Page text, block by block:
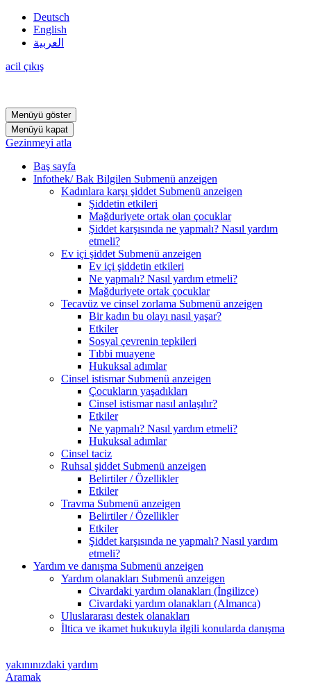
Deutsch
English
العربية
acil çıkış
Menüyü göster
Menüyü kapat
Gezinmeyi atla
Baş sayfa
Infothek/ Bak Bilgilen Submenü anzeigen
Kadınlara karşı şiddet Submenü anzeigen
Şiddetin etkileri
Mağduriyete ortak olan çocuklar
Şiddet karşısında ne yapmalı? Nasıl yardım
etmeli?
Ev içi şiddet Submenü anzeigen
Ev içi şiddetin etkileri
Ne yapmalı? Nasıl yardım etmeli?
Mağduriyete ortak çocuklar
Tecavüz ve cinsel zorlama Submenü anzeigen
Bir kadın bu olayı nasıl yaşar?
Etkiler
Sosyal çevrenin tepkileri
Tıbbi muayene
Hukuksal adımlar
Cinsel istismar Submenü anzeigen
Çocukların yaşadıkları
Cinsel istismar nasıl anlaşılır?
Etkiler
Ne yapmalı? Nasıl yardım etmeli?
Hukuksal adımlar
Cinsel taciz
Ruhsal şiddet Submenü anzeigen
Belirtiler / Özellikler
Etkiler
Travma Submenü anzeigen
Belirtiler / Özellikler
Etkiler
Şiddet karşısında ne yapmalı? Nasıl yardım
etmeli?
Yardım ve danışma Submenü anzeigen
Yardım olanakları Submenü anzeigen
Civardaki yardım olanakları (İngilizce)
Civardaki yardım olanakları (Almanca)
Uluslararası destek olanakları
İltica ve ikamet hukukuyla ilgili konularda danışma
yakınınızdaki yardım
Aramak